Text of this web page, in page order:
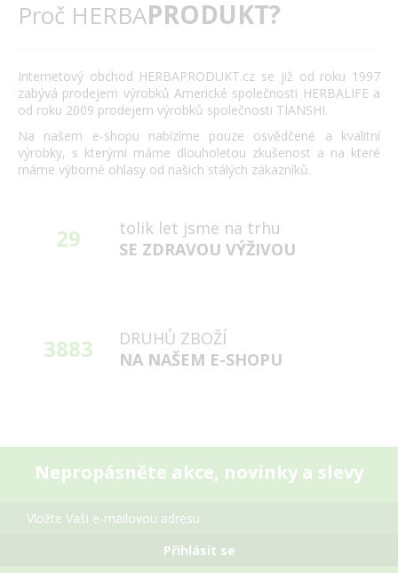
Proč HERBAPRODUKT?
Internetový obchod HERBAPRODUKT.cz se již od roku 1997
zabývá prodejem výrobků Americké společnosti HERBALIFE a
od roku 2009 prodejem výrobků společnosti TIANSHI.
Na našem e-shopu nabízíme pouze osvědčené a kvalitní
výrobky, s kterými máme dlouholetou zkušenost a na které
máme výborné ohlasy od našich stálých zákazníků.
29
tolik let jsme na trhu
SE ZDRAVOU VÝŽIVOU
3883
DRUHŮ ZBOŽÍ
NA NAŠEM E-SHOPU
Nepropásněte akce, novinky a slevy
Přihlásit se